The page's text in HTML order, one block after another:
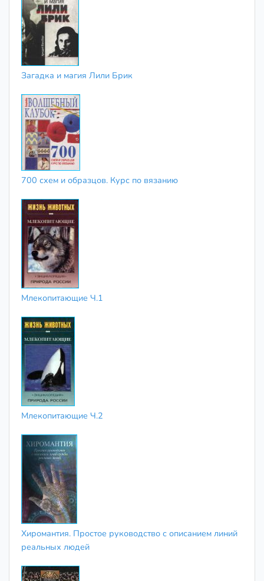
Загадка и магия Лили Брик
700 схем и образцов. Курс по вязанию
Млекопитающие Ч.1
Млекопитающие Ч.2
Хиромантия. Простое руководство с описанием линий
реальных людей